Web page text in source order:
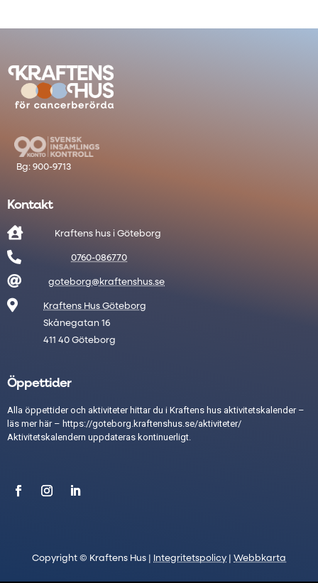
Kontakt
 Kraftens hus i Göteborg
 0760-086770
 goteborg@kraftenshus.se

Kraftens Hus Göteborg
Skånegatan 16
411 40 Göteborg
Öppettider
Alla öppettider och aktiviteter hittar du i Kraftens hus aktivitetskalender –
läs mer här – https://goteborg.kraftenshus.se/aktiviteter/
Aktivitetskalendern uppdateras kontinuerligt.
Copyright © Kraftens Hus | Integritetspolicy Webbkarta